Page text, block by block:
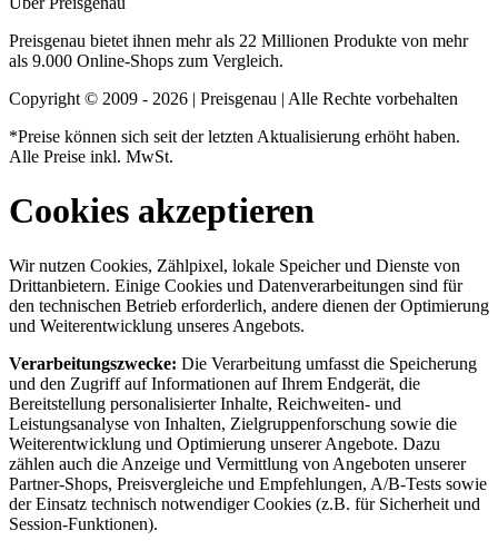
Preisgenau bietet ihnen mehr als 22 Millionen Produkte von mehr
als 9.000 Online-Shops zum Vergleich.
Copyright © 2009 - 2026 | Preisgenau | Alle Rechte vorbehalten
*Preise können sich seit der letzten Aktualisierung erhöht haben.
Alle Preise inkl. MwSt.
Cookies akzeptieren
Wir nutzen Cookies, Zählpixel, lokale Speicher und Dienste von
Drittanbietern. Einige Cookies und Datenverarbeitungen sind für
den technischen Betrieb erforderlich, andere dienen der Optimierung
und Weiterentwicklung unseres Angebots.
Verarbeitungszwecke: Die Verarbeitung umfasst die Speicherung
und den Zugriff auf Informationen auf Ihrem Endgerät, die
Bereitstellung personalisierter Inhalte, Reichweiten- und
Leistungsanalyse von Inhalten, Zielgruppenforschung sowie die
Weiterentwicklung und Optimierung unserer Angebote. Dazu
zählen auch die Anzeige und Vermittlung von Angeboten unserer
Partner-Shops, Preisvergleiche und Empfehlungen, A/B-Tests sowie
der Einsatz technisch notwendiger Cookies (z.B. für Sicherheit und
Session-Funktionen).